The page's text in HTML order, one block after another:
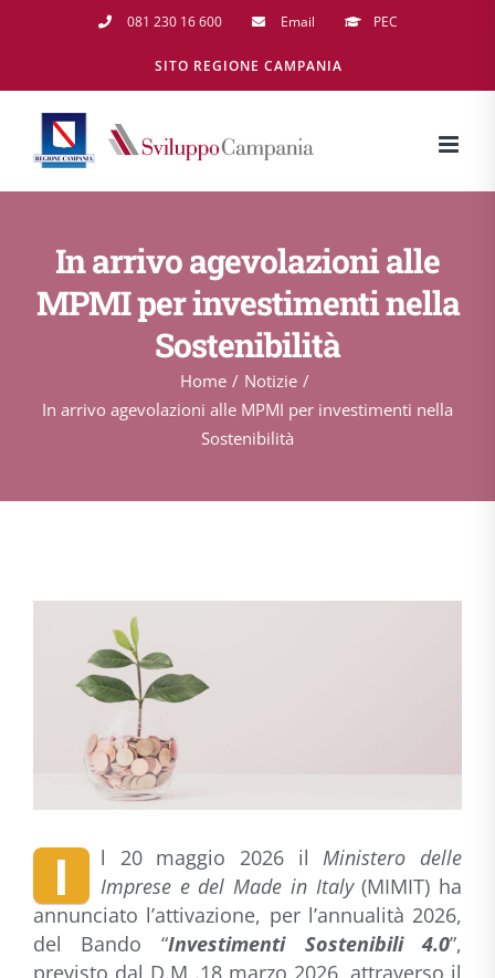
081 230 16 600 Email PEC
SITO REGIONE CAMPANIA
In arrivo agevolazioni alle
MPMI per investimenti nella
Sostenibilità
Home
Notizie
In arrivo agevolazioni alle MPMI per investimenti nella
Sostenibilità
I l 20 maggio 2026 ilMinistero delle
Imprese e del Made in Italy(MIMIT) ha
annunciato l’attivazione, per l’annualità 2026,
del Bando “Investimenti Sostenibili 4.0”,